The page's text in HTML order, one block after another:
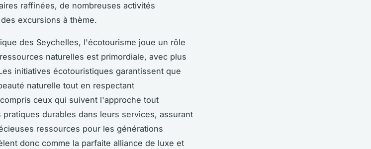
raffinées, de nombreuses activités
excursions à thème.
des Seychelles, l'écotourisme joue un rôle
naturelles est primordiale, avec plus
initiatives écotouristiques garantissent que
naturelle tout en respectant
ceux qui suivent l'approche tout
durables dans leurs services, assurant
ressources pour les générations
donc comme la parfaite alliance de luxe et